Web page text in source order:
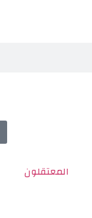
المعتقلون